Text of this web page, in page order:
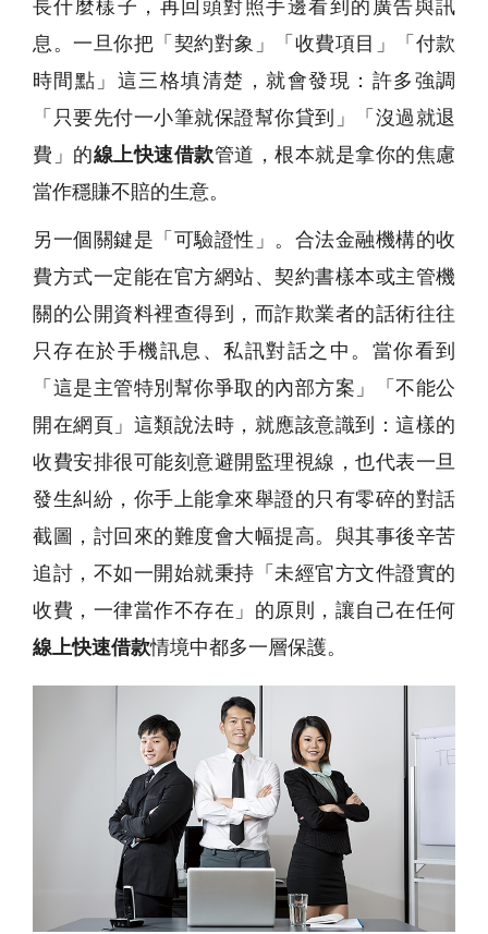
長什麼樣子，再回頭對照手邊看到的廣告與訊
息。一旦你把「契約對象」「收費項目」「付款
時間點」這三格填清楚，就會發現：許多強調
「只要先付一小筆就保證幫你貸到」「沒過就退
費」的線上快速借款管道，根本就是拿你的焦慮
當作穩賺不賠的生意。
另一個關鍵是「可驗證性」。合法金融機構的收
費方式一定能在官方網站、契約書樣本或主管機
關的公開資料裡查得到，而詐欺業者的話術往往
只存在於手機訊息、私訊對話之中。當你看到
「這是主管特別幫你爭取的內部方案」「不能公
開在網頁」這類說法時，就應該意識到：這樣的
收費安排很可能刻意避開監理視線，也代表一旦
發生糾紛，你手上能拿來舉證的只有零碎的對話
截圖，討回來的難度會大幅提高。與其事後辛苦
追討，不如一開始就秉持「未經官方文件證實的
收費，一律當作不存在」的原則，讓自己在任何
線上快速借款情境中都多一層保護。